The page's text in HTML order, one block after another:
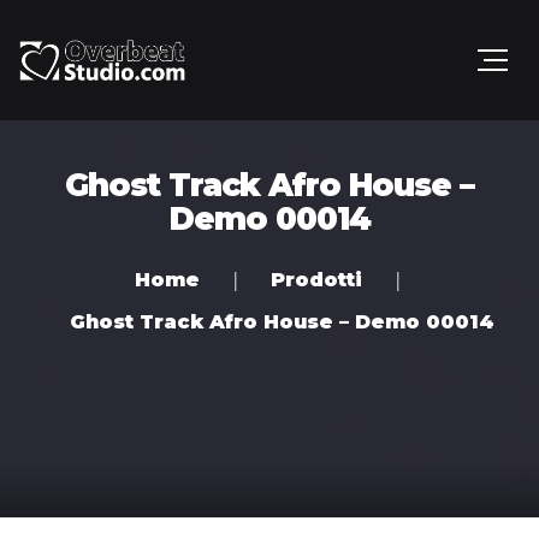
Ghost Track Afro House –
Demo 00014
Home
Prodotti
Ghost Track Afro House – Demo 00014